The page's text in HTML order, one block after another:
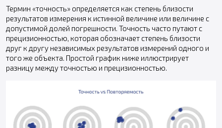
Термин «точность» определяется как степень близости
результатов измерения к истинной величине или величине с
допустимой долей погрешности. Точность часто путают с
прецизионностью, которая обозначает степень близости
друг к другу независимых результатов измерений одного и
того же объекта. Простой график ниже иллюстрирует
разницу между точностью и прецизионностью.